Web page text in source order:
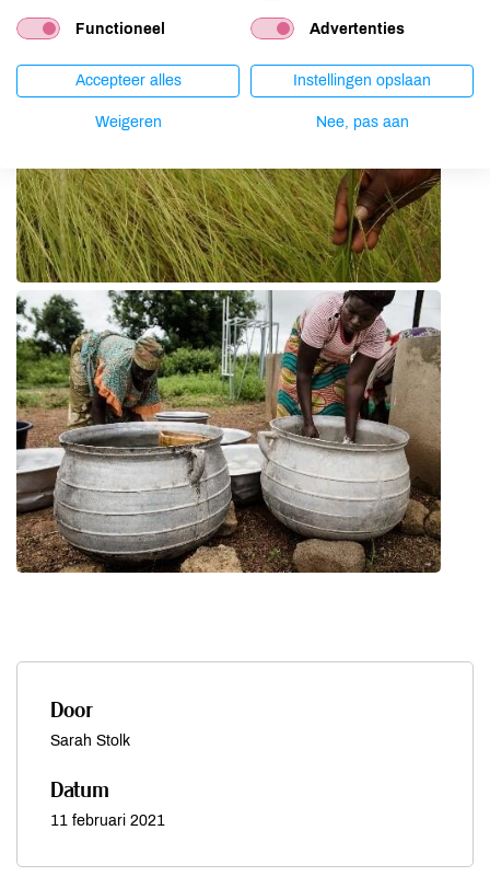
Door
Sarah Stolk
Datum
11 februari 2021
Functioneel Advertenties
Accepteer alles Instellingen opslaan
Weigeren Nee, pas aan